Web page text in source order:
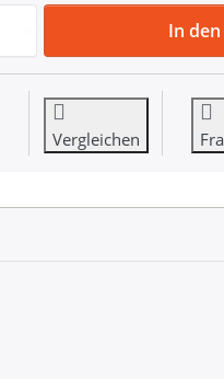
Magnetverschluss /
In
Vergleichen